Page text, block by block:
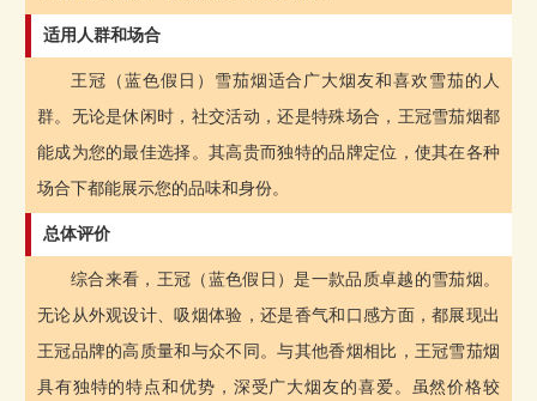
适用人群和场合
王冠（蓝色假日）雪茄烟适合广大烟友和喜欢雪茄的人
群。无论是休闲时，社交活动，还是特殊场合，王冠雪茄烟都
能成为您的最佳选择。其高贵而独特的品牌定位，使其在各种
场合下都能展示您的品味和身份。
总体评价
综合来看，王冠（蓝色假日）是一款品质卓越的雪茄烟。
无论从外观设计、吸烟体验，还是香气和口感方面，都展现出
王冠品牌的高质量和与众不同。与其他香烟相比，王冠雪茄烟
具有独特的特点和优势，深受广大烟友的喜爱。虽然价格较